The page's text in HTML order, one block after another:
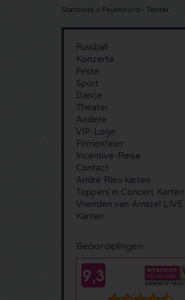
Startseite » Feyenoord - Telstar
Fussball
Konzerte
Feste
Sport
Dance
Theater
Andere
VIP-Loge
Firmenfeier
Incentive-Reise
Contact
André Rieu karten
Toppers in Concert Karten
Vrienden van Amstel LIVE
Karten
Beoordelingen